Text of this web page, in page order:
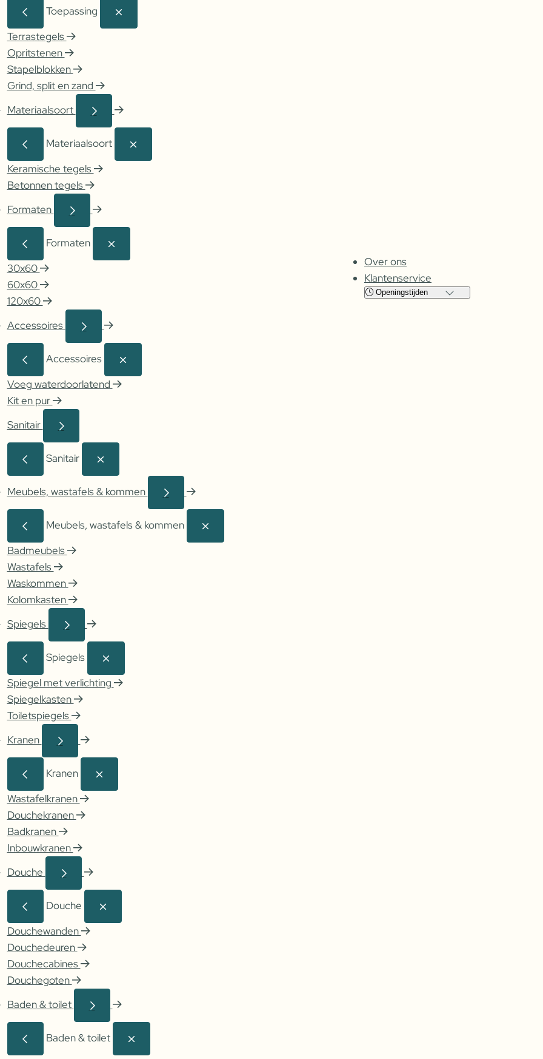
Toepassing
Terrastegels
Opritstenen
Stapelblokken
Grind, split en zand
Materiaalsoort
Materiaalsoort
Keramische tegels
Betonnen tegels
Formaten
Formaten
30x60
60x60
120x60
Accessoires
Accessoires
Voeg waterdoorlatend
Kit en pur
Sanitair
Sanitair
Meubels, wastafels & kommen
Meubels, wastafels & kommen
Badmeubels
Wastafels
Waskommen
Kolomkasten
Spiegels
Spiegels
Spiegel met verlichting
Spiegelkasten
Toiletspiegels
Kranen
Kranen
Wastafelkranen
Douchekranen
Badkranen
Inbouwkranen
Douche
Douche
Douchewanden
Douchedeuren
Douchecabines
Douchegoten
Baden & toilet
Baden & toilet
Over ons
Klantenservice
Openingstijden